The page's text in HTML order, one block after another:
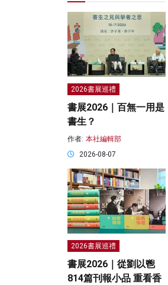
2026書展巡禮
書展2026｜百無一用是
書生？
作者: 本社編輯部
2026-08-07
2026書展巡禮
書展2026｜從劉以鬯
814篇刊報小品 重看香